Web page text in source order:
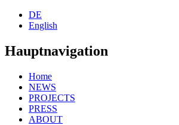
DE
English
Hauptnavigation
Home
NEWS
PROJECTS
PRESS
ABOUT